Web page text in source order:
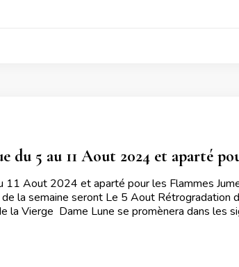
du 5 au 11 Aout 2024 et aparté
11 Aout 2024 et aparté pour les Flammes
la semaine seront Le 5 Aout Rétrogradation
la Vierge Dame Lune se promènera dans les